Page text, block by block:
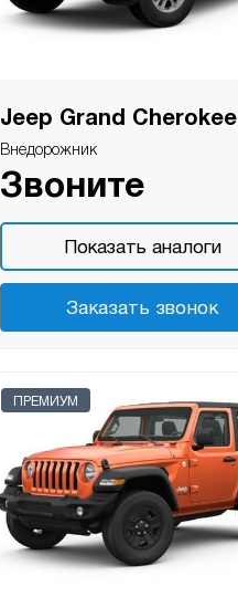
Jeep Grand Cherokee
Внедорожник
Звоните
Показать аналоги
Заказать звонок
ПРЕМИУМ